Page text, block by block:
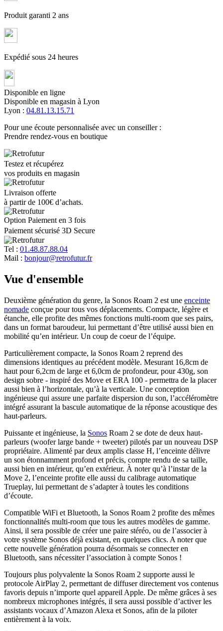
Produit garanti 2 ans
Expédié sous 24 heures
Disponible en ligne
Disponible en magasin à Lyon
Lyon : 04.81.13.15.71
Pour une écoute personnalisée avec un conseiller :
Prendre rendez-vous en boutique
Testez et récupérez
vos produits en magasin
Livraison offerte
à partir de 100€ d’achats.
Option Paiement en 3 fois
Paiement sécurisé 3D Secure
Tel : 01.48.87.88.04
Mail : bonjour@retrofutur.fr
Vue d'ensemble
Deuxième génération du genre, la Sonos Roam 2 est une enceinte
nomade conçue pour tous vos déplacements. Compacte, légère et
étanche, elle profite des mêmes fonctions multi-room que ses pairs,
dans un format baroudeur, lui permettant d’être utilisé aussi bien en
mobilité qu’en intérieur. Un coup de coeur de l’équipe.
Particulièrement compacte, la Sonos Roam 2 reprend des
dimensions identiques au précédent modèle. Mesurant 16,8cm de
haut pour 6,2cm de large et 6,0cm de profondeur, pour 430g, son
design sobre - inspiré des Move et ERA 100 - permettra de la placer
aussi bien à l’horizontale, qu’à la verticale. Une conception
ingénieuse qui assure une parfaite dispersion du son, l’accéléromètre
intégré assurant la bascule automatique de la réponse acoustique des
haut-parleurs.
Puissante et ingénieuse, la Sonos Roam 2 se dote de deux haut-
parleurs (woofer large bande + tweeter) pilotés par un nouveau DSP
propriétaire. Alimenté par deux amplis classe H, l’enceinte délivre
un son étonnamment profond et précis, compte rendu de sa taille,
aussi bien en intérieur, qu’en extérieur. À noter qu’à l’instar de la
Move 2, l’enceinte profite elle aussi du calibrage automatique
Trueplay, lui permettant de s’adapter à toutes les conditions
d’écoute.
Compatible WiFi et Bluetooth, la Sonos Roam 2 profite des mêmes
fonctionnalités multi-room que tous les autres modèles de gamme.
Ainsi, il sera possible de créer une paire stéréo, ou de l’associer à
votre système Sonos déjà existant, en quelques clics. A noter que
cette nouvelle génération pourra désormais se connecter en
Bluetooth, sans nécessiter l’association à compte Sonos !
Toujours plus polyvalente la Sonos Roam 2 supporte aussi le
protocole AirPlay 2, permettant de diffuser directement vos contenus
favoris depuis n’importe quel appareil Apple. De même grâces à ses
nombreux microphones intégrés, il sera aussi possible d’activer les
assistants vocaux d’Amazon Alexa et Sonos, afin de la piloter
entièrement à la voix.